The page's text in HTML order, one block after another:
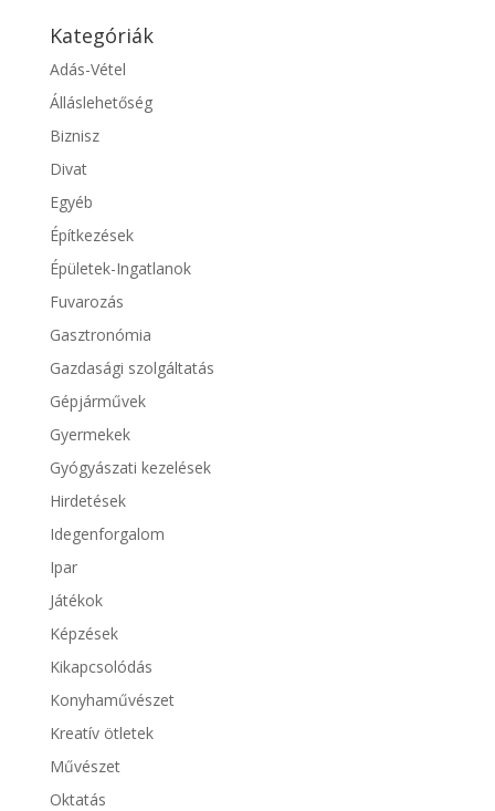
Kategóriák
Adás-Vétel
Álláslehetőség
Biznisz
Divat
Egyéb
Építkezések
Épületek-Ingatlanok
Fuvarozás
Gasztronómia
Gazdasági szolgáltatás
Gépjárművek
Gyermekek
Gyógyászati kezelések
Hirdetések
Idegenforgalom
Ipar
Játékok
Képzések
Kikapcsolódás
Konyhaművészet
Kreatív ötletek
Művészet
Oktatás